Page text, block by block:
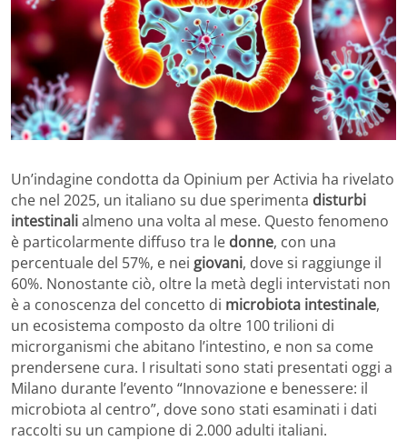
Un’indagine condotta da Opinium per Activia ha rivelato
che nel 2025, un italiano su due sperimenta disturbi
intestinalialmeno una volta al mese. Questo fenomeno
è particolarmente diffuso tra le donne, con una
percentuale del 57%, e nei giovani, dove si raggiunge il
60%. Nonostante ciò, oltre la metà degli intervistati non
è a conoscenza del concetto di microbiota intestinale,
un ecosistema composto da oltre 100 trilioni di
microrganismi che abitano l’intestino, e non sa come
prendersene cura. I risultati sono stati presentati oggi a
Milano durante l’evento “Innovazione e benessere: il
microbiota al centro”, dove sono stati esaminati i dati
raccolti su un campione di 2.000 adulti italiani.